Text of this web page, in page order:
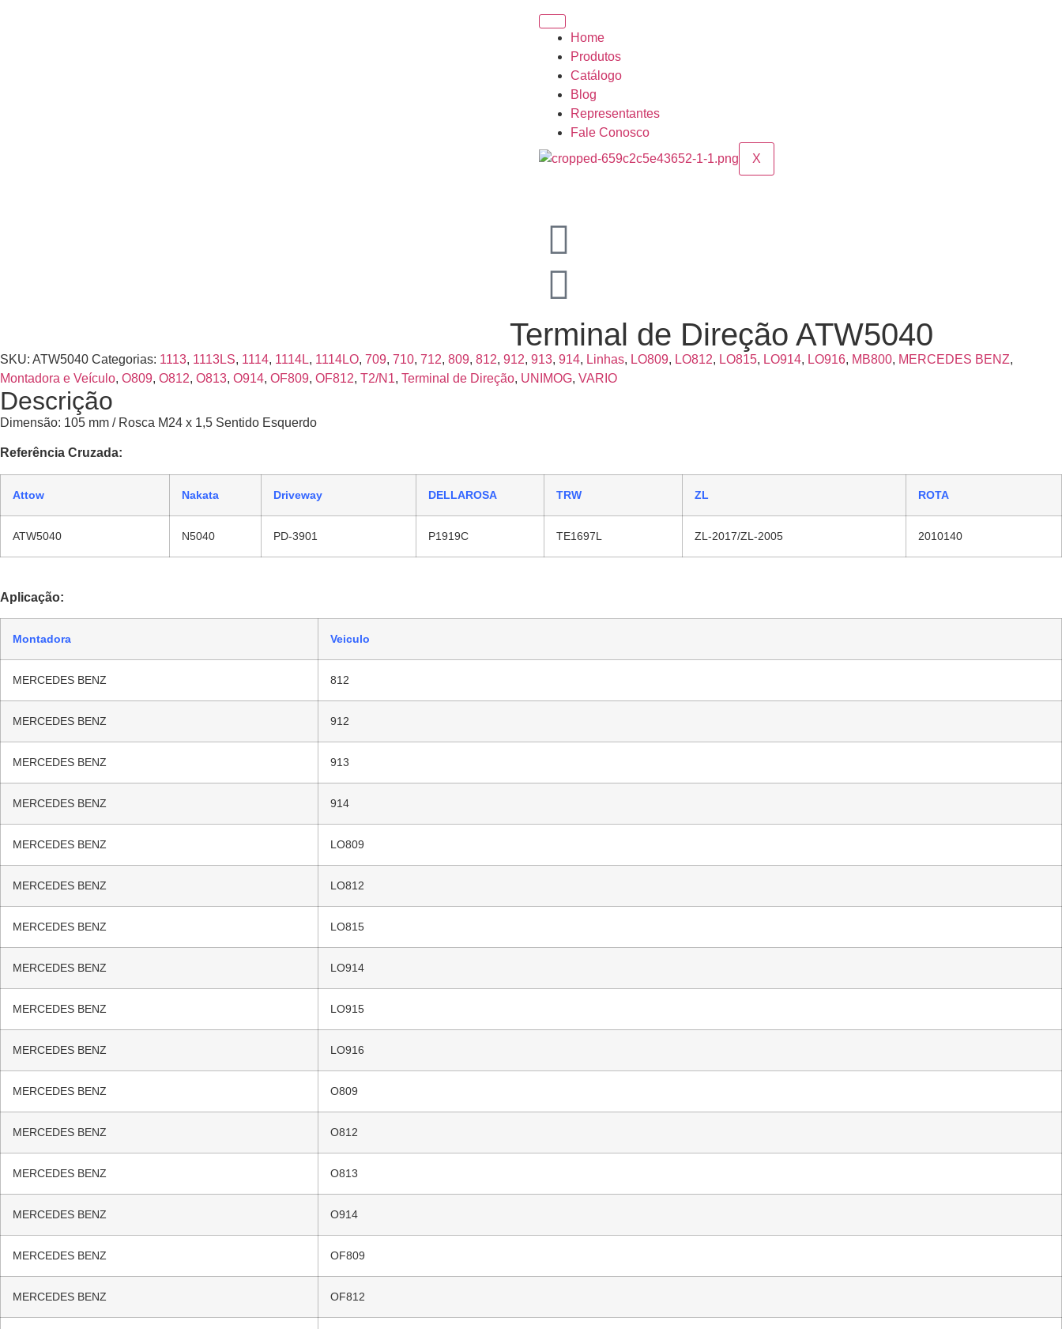
Home
Produtos
Catálogo
Blog
Representantes
Fale Conosco
X
Terminal de Direção ATW5040
SKU: ATW5040 Categorias: 1113, 1113LS, 1114, 1114L, 1114LO, 709, 710, 712, 809, 812, 912, 913, 914, Linhas, LO809, LO812, LO815, LO914, LO916, MB800, MERCEDES BENZ,
Montadora e Veículo, O809, O812, O813, O914, OF809, OF812, T2/N1, Terminal de Direção, UNIMOG, VARIO
Descrição
Dimensão: 105 mm / Rosca M24 x 1,5 Sentido Esquerdo
Referência Cruzada:
Attow Nakata Driveway DELLAROSA TRW ZL ROTA
ATW5040 N5040 PD-3901 P1919C TE1697L ZL-2017/ZL-2005 2010140
Aplicação:
Montadora Veiculo
MERCEDES BENZ 812
MERCEDES BENZ 912
MERCEDES BENZ 913
MERCEDES BENZ 914
MERCEDES BENZ LO809
MERCEDES BENZ LO812
MERCEDES BENZ LO815
MERCEDES BENZ LO914
MERCEDES BENZ LO915
MERCEDES BENZ LO916
MERCEDES BENZ O809
MERCEDES BENZ O812
MERCEDES BENZ O813
MERCEDES BENZ O914
MERCEDES BENZ OF809
MERCEDES BENZ OF812